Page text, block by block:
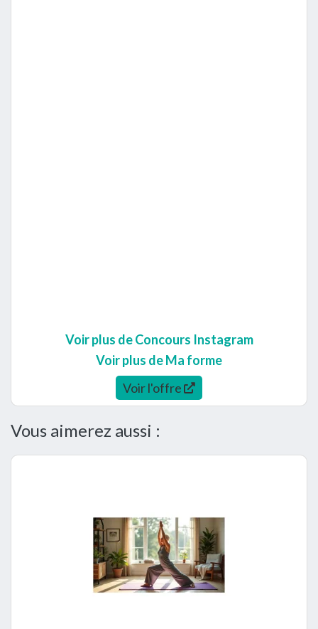
Voir plus de Concours Instagram
Voir plus de Ma forme
Voir l'offre
Vous aimerez aussi :